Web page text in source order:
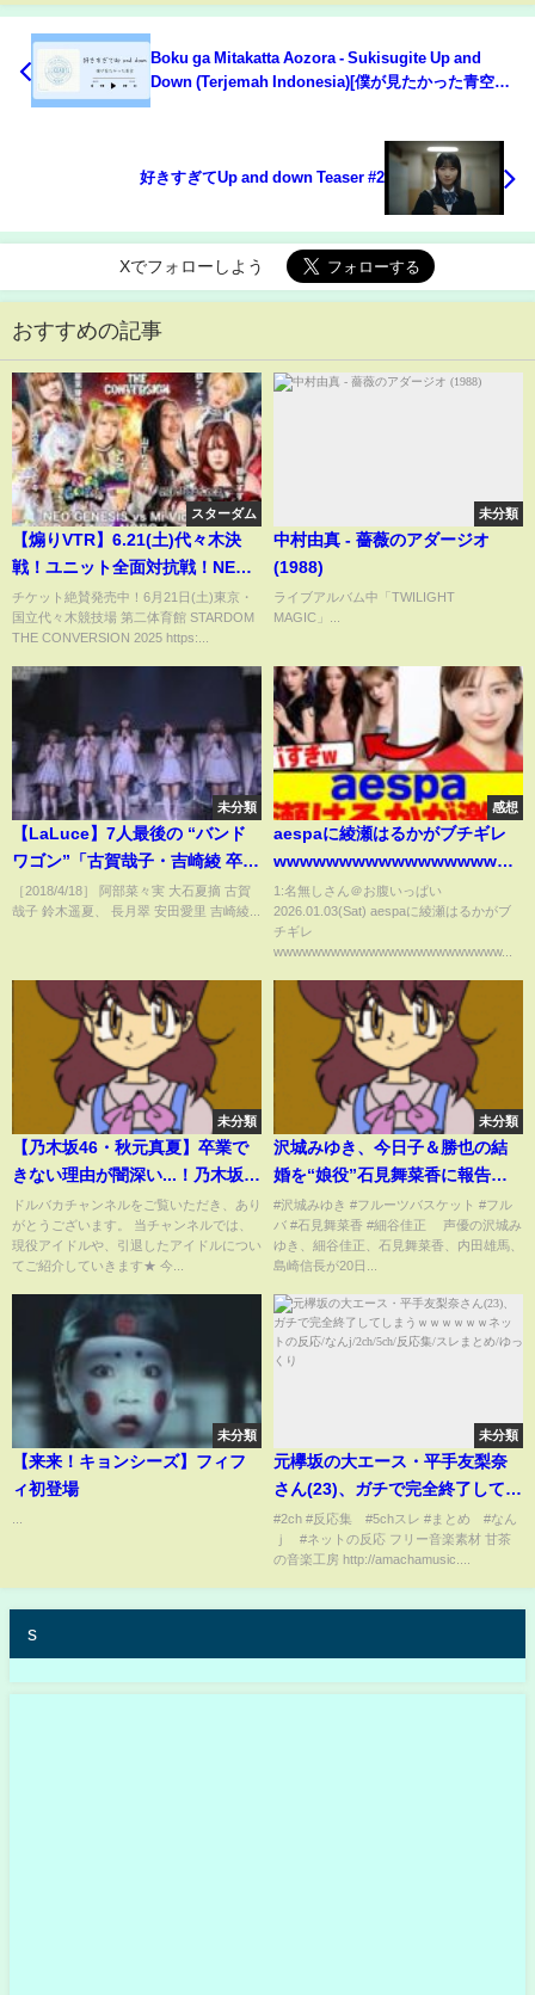
Boku ga Mitakatta Aozora - Sukisugite Up and
Down (Terjemah Indonesia)[僕が見たかった青空ー
好きすぎてUp and down Teaser #2
Xでフォローしよう
おすすめの記事
スターダム
【煽りVTR】6.21(土)代々木決
戦！ユニット全面対抗戦！NEO
GENESIS vs Mi Vida Loca 8人
タッグマッチ NODQノータッチ
ルール！【STARDOM】
チケット絶賛発売中！6月21日(土)東京・
国立代々木競技場 第二体育館 STARDOM
THE CONVERSION 2025 https:...
未分類
中村由真 - 薔薇のアダージオ
(1988)
ライブアルバム中「TWILIGHT
MAGIC」...
未分類
【LaLuce】7人最後の “バンド
ワゴン”「古賀哉子・吉崎綾 卒
業」(ラストアイドル)
［2018/4/18］ 阿部菜々実 大石夏摘 古賀
哉子 鈴木遥夏、 長月翠 安田愛里 吉崎綾...
感想
aespaに綾瀬はるかがブチギレ
まとめ】【2chスレ】【5chス
レ】
1:名無しさん＠お腹いっぱい
2026.01.03(Sat) aespaに綾瀬はるかがブ
チギレ
wwwwwwwwwwwwwwwwwwwwwwww...
未分類
【乃木坂46・秋元真夏】卒業で
きない理由が闇深い...！乃木坂1
期生へ送った涙のメッセージに
涙腺崩壊...！
ドルバカチャンネルをご覧いただき、あり
がとうございます。 当チャンネルでは、
現役アイドルや、引退したアイドルについ
てご紹介していきます★ 今...
未分類
沢城みゆき、今日子＆勝也の結
婚を“娘役”石見舞菜香に報告
「あんな感じで…」 細谷佳正
＆内田雄馬＆島崎信長も登壇
アニメ『フルーツバスケット
#沢城みゆき #フルーツバスケット #フル
バ #石見舞菜香 #細谷佳正 声優の沢城み
ゆき、細谷佳正、石見舞菜香、内田雄馬、
島崎信長が20日...
未分類
【来来！キョンシーズ】フィフ
ィ初登場
未分類
元欅坂の大エース・平手友梨奈
さん(23)、ガチで完全終了してし
まうｗｗｗｗｗｗネットの反応/
なんj/2ch/5ch/反応集/スレまと
め/ゆっくり
#2ch #反応集 #5chスレ #まとめ #なん
ｊ #ネットの反応 フリー音楽素材 甘茶
の音楽工房 http://amachamusic....
s